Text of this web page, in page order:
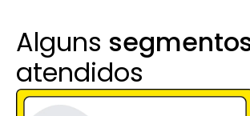
Alguns
atendidos